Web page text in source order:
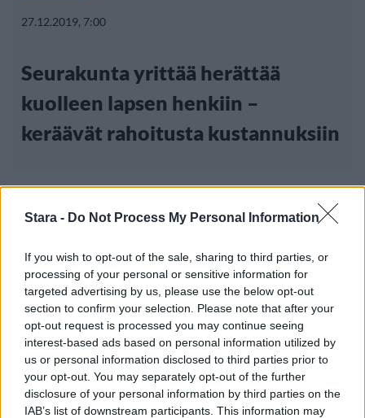
Stara - Do Not Process My Personal Information
If you wish to opt-out of the sale, sharing to third parties, or
processing of your personal or sensitive information for
targeted advertising by us, please use the below opt-out
section to confirm your selection. Please note that after your
opt-out request is processed you may continue seeing
interest-based ads based on personal information utilized by
us or personal information disclosed to third parties prior to
your opt-out. You may separately opt-out of the further
disclosure of your personal information by third parties on the
IAB’s list of downstream participants. This information may
27.12.2019, 7:00
Seurakunta yrittää herättää
kuolleen lapsen henkiin –
keräävät rahoitusta kustannuksiin
Viihdeuutiset